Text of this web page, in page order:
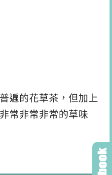
遍的花草茶，但加上
常非常非常的草味